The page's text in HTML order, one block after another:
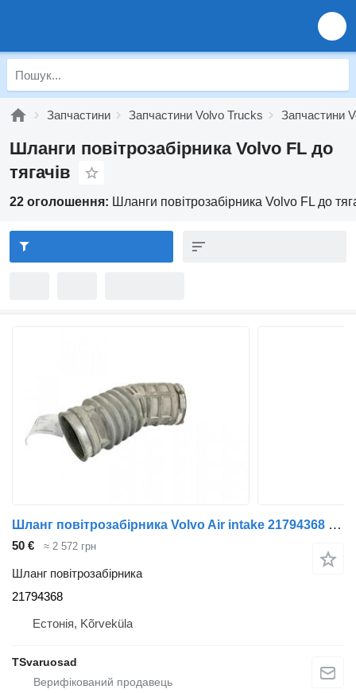
Запчастини Запчастини Volvo Trucks Запчастини
Шланги повітрозабірника Volvo FL до
тягачів
22 оголошення: Шланги повітрозабірника Volvo FL до
Шланг повітрозабірника Volvo Air intake 21794368 до тягача Volvo FL280
50 € ≈ 2 572 грн
Шланг повітрозабірника
21794368
Естонія, Kõrveküla
TSvaruosad